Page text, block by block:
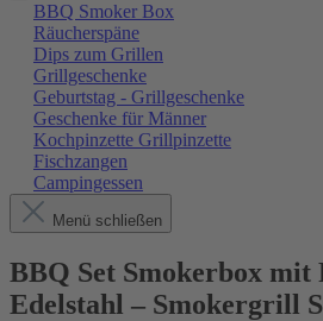
BBQ Smoker Box
Räucherspäne
Dips zum Grillen
Grillgeschenke
Geburtstag - Grillgeschenke
Geschenke für Männer
Kochpinzette Grillpinzette
Fischzangen
Campingessen
Menü schließen
BBQ Set Smokerbox mit
Edelstahl – Smokergrill